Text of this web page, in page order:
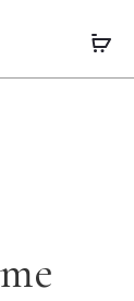
KRONE
SCHAF